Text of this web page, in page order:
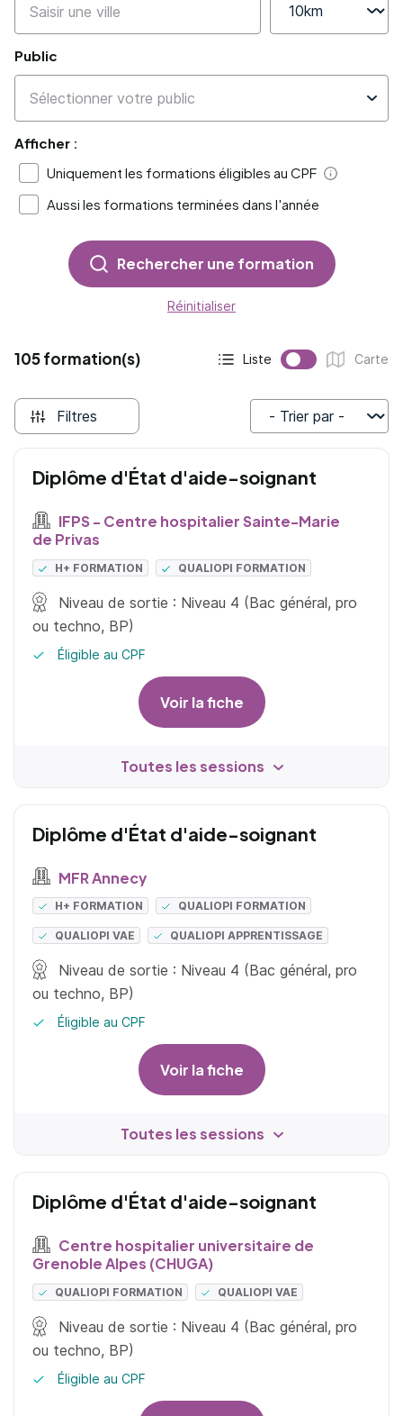
Public
Afficher :
Uniquement les formations éligibles au CPF
Aide
Aussi les formations terminées dans l'année
Rechercher une formation
Réinitialiser
105 formation(s)
Affichage actif :
Liste
Affichage :
Carte
Filtres
Trier par
Diplôme d'État d'aide-soignant
IFPS - Centre hospitalier Sainte-Marie
de Privas
H+ FORMATION QUALIOPI FORMATION
Niveau de sortie : Niveau 4 (Bac général, pro
ou techno, BP)
Éligible au CPF
Voir la fiche
Toutes les sessions
Diplôme d'État d'aide-soignant
MFR Annecy
H+ FORMATION QUALIOPI FORMATION
QUALIOPI VAE QUALIOPI APPRENTISSAGE
Niveau de sortie : Niveau 4 (Bac général, pro
ou techno, BP)
Éligible au CPF
Voir la fiche
Toutes les sessions
Diplôme d'État d'aide-soignant
Centre hospitalier universitaire de
Grenoble Alpes (CHUGA)
QUALIOPI FORMATION QUALIOPI VAE
Niveau de sortie : Niveau 4 (Bac général, pro
ou techno, BP)
Éligible au CPF